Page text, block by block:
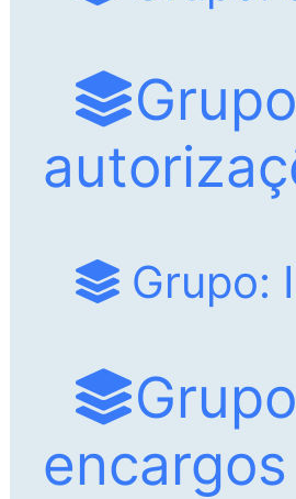
Grupo:
encargos